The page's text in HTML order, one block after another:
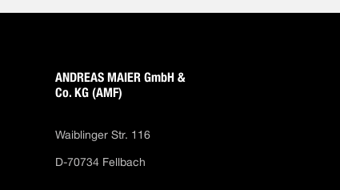
ANDREAS MAIER GmbH &
Co. KG (AMF)
Waiblinger Str. 116
D-70734 Fellbach